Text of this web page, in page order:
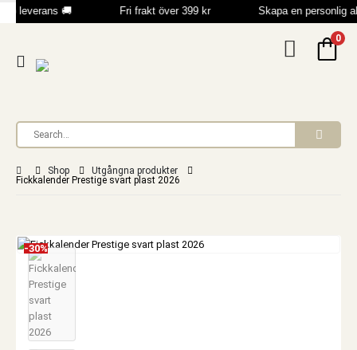
leverans 🚚 Fri frakt över 399 kr Skapa en personlig
0
Shop
Utgångna produkter
Fickkalender Prestige svart plast 2026
-30%